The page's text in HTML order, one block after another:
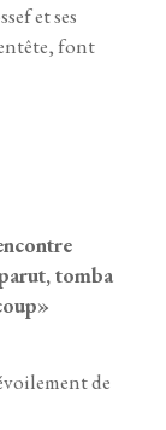
et ses
font
tomba
de